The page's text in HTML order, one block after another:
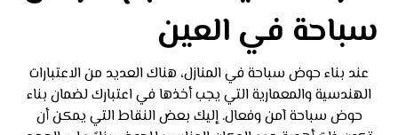
سباحة في العين
عند بناء حوض سباحة في المنازل، هناك العديد من الاعتبارات
الهندسية والمعمارية التي يجب أخذها في اعتبارك لضمان بناء
حوض سباحة آمن وفعال. إليك بعض النقاط التي يمكن أن